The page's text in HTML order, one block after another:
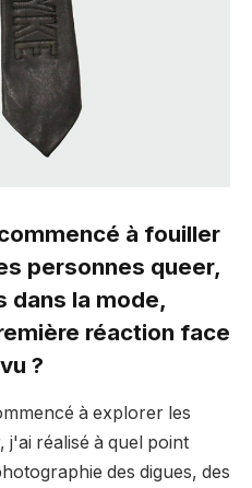
à fouiller
personnes queer,
dans la mode,
réaction face
?
à explorer les
j'ai réalisé à quel point
des digues, des